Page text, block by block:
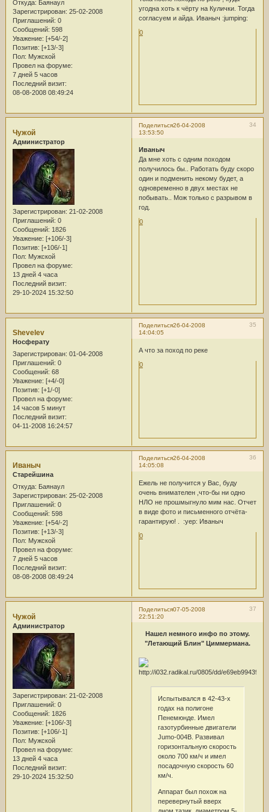
Откуда: Баянаул
Зарегистрирован: 25-02-2008
Приглашений: 0
Сообщений: 598
Уважение: [+54/-2]
Позитив: [+13/-3]
Пол: Мужской
Провел на форуме:
7 дней 5 часов
Последний визит:
08-08-2008 08:49:24
угодна хоть к чёрту на Кулички. Тогда
согласуем и айда. Иваныч :jumping:
0
Поделиться 34
26-04-2008
13:53:50
Чужой
Администратор
Зарегистрирован: 21-02-2008
Приглашений: 0
Сообщений: 1826
Уважение: [+106/-3]
Позитив: [+106/-1]
Пол: Мужской
Провел на форуме:
13 дней 4 часа
Последний визит:
29-10-2024 15:32:50
Иваныч
Да мне хоть с одним походом
получилось бы.. Работать буду скоро
один и подменить некому будет, а
одновременно в двух местах не
побывать.. Мож только с разрывом в
год.
0
Поделиться 35
26-04-2008
14:04:05
Shevelev
Носферату
Зарегистрирован: 01-04-2008
Приглашений: 0
Сообщений: 68
Уважение: [+4/-0]
Позитив: [+1/-0]
Провел на форуме:
14 часов 5 минут
Последний визит:
04-11-2008 16:24:57
А что за поход по реке
0
Поделиться 36
26-04-2008
14:05:08
Иваныч
Старейшина
Откуда: Баянаул
Зарегистрирован: 25-02-2008
Приглашений: 0
Сообщений: 598
Уважение: [+54/-2]
Позитив: [+13/-3]
Пол: Мужской
Провел на форуме:
7 дней 5 часов
Последний визит:
08-08-2008 08:49:24
Ежель не получится у Вас, буду
очень внимателен ,что-бы ни одно
НЛО не прошмыгнуло мим нас. Отчет
в виде фото и письменного отчёта-
гарантирую! . :yep: Иваныч
0
Поделиться 37
07-05-2008
22:51:20
Чужой
Администратор
Зарегистрирован: 21-02-2008
Приглашений: 0
Сообщений: 1826
Уважение: [+106/-3]
Позитив: [+106/-1]
Пол: Мужской
Провел на форуме:
13 дней 4 часа
Последний визит:
29-10-2024 15:32:50
Нашел немного инфо по этому.
"Летающий Блин" Циммермана.
Испытывался в 42-43-х
годах на полигоне
Пенемюнде. Имел
газотурбинные двигатели
Jumo-004B. Развивал
горизонтальную скорость
около 700 км/ч и имел
посадочную скорость 60
км/ч.
Аппарат был похож на
перевернутый вверх